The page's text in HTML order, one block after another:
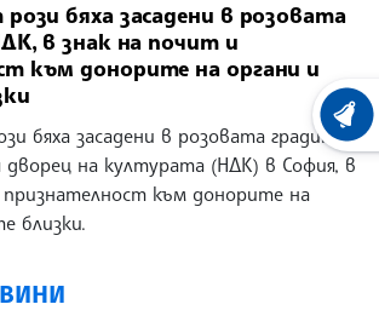
рози бяха засадени в розовата
в знак на почит и
към донорите на органи и
бяха засадени в розовата градина
дворец на културата (НДК) в София, в
към донорите на
близки.